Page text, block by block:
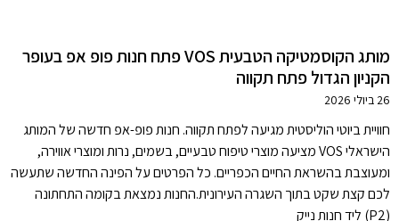
מותג הקוסמטיקה הטבעית VOS פתח חנות פופ אפ בעופר
הקניון הגדול פתח תקווה
26 ביולי 2026
חוויית ביוטי הוליסטית מגיעה לפתח תקווה. חנות פופ-אפ חדשה של המותג
הישראלי VOS מציעה מוצרי טיפוח טבעיים, בשמים, נרות ומוצרי אווירה,
ומעוצבת בהשראת החיים הכפריים. כל הפרטים על הפינה החדשה שתעשה
לכם קצת שקט בתוך השגרה העירונית.החנות נמצאת בקומה התחתונה
(P2) ליד חנות נייק